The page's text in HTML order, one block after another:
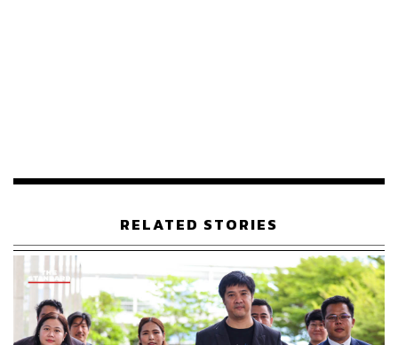
RELATED STORIES